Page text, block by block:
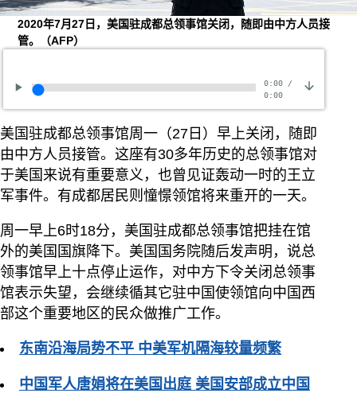
2020年7月27日，美国驻成都总领事馆关闭，随即由中方人员接
管。（AFP）
0:00/
0:00
美国驻成都总领事馆周一（27日）早上关闭，随即
由中方人员接管。这座有30多年历史的总领事馆对
于美国来说有重要意义，也曾见证轰动一时的王立
军事件。有成都居民则憧憬领馆将来重开的一天。
周一早上6时18分，美国驻成都总领事馆把挂在馆
外的美国国旗降下。美国国务院随后发声明，说总
领事馆早上十点停止运作，对中方下令关闭总领事
馆表示失望，会继续循其它驻中国使领馆向中国西
部这个重要地区的民众做推广工作。
东南沿海局势不平 中美军机隔海较量频繁
中国军人唐娟将在美国出庭 美国安部成立中国